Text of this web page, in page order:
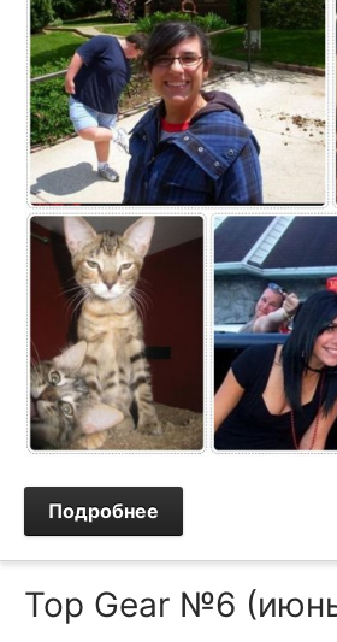
Подробнее
Top Gear №6